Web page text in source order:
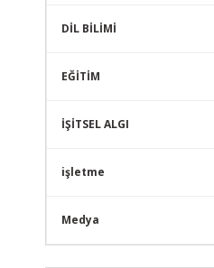
DİL BİLİMİ
EĞİTİM
İŞİTSEL ALGI
işletme
Medya